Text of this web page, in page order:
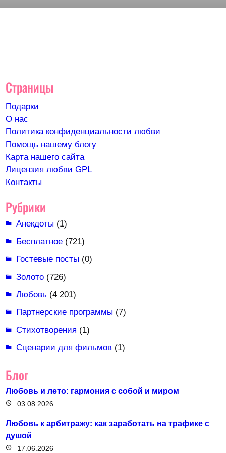
Страницы
Подарки
О нас
Политика конфиденциальности любви
Помощь нашему блогу
Карта нашего сайта
Лицензия любви GPL
Контакты
Рубрики
Анекдоты (1)
Бесплатное(721)
Гостевые посты (0)
Золото(726)
Любовь(4 201)
Партнерские программы (7)
Стихотворения (1)
Сценарии для фильмов(1)
Блог
Любовь и лето: гармония с собой и миром
03.08.2026
Любовь к арбитражу: как заработать на трафике с
душой
17.06.2026